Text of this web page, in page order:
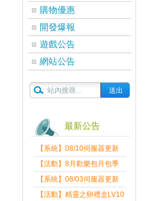
購物優惠
開發爆報
遊戲公告
網站公告
最新公告
【系統】08/10伺服器更新
維護公告
【活動】8月歡樂包月包季
送
【系統】08/03伺服器更新
維護公告
【活動】精靈之卵禮盒LV10